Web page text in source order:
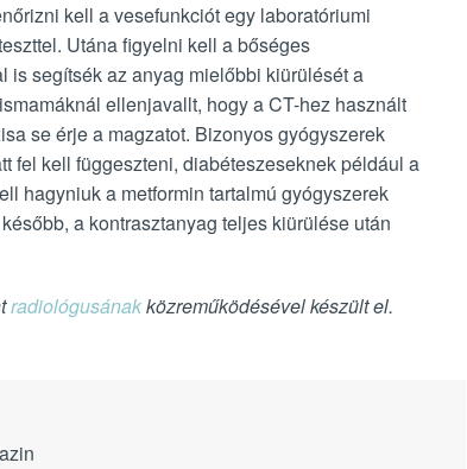
kell a vesefunkciót egy laboratóriumi
Utána figyelni kell a bőséges
is segítsék az anyag mielőbbi kiürülését a
ellenjavallt, hogy a CT-hez használt
se érje a magzatot. Bizonyos gyógyszerek
fel kell függeszteni, diabéteszeseknek például a
hagyniuk a metformin tartalmú gyógyszerek
a kontrasztanyag teljes kiürülése után
radiológusánakközreműködésével készült el.